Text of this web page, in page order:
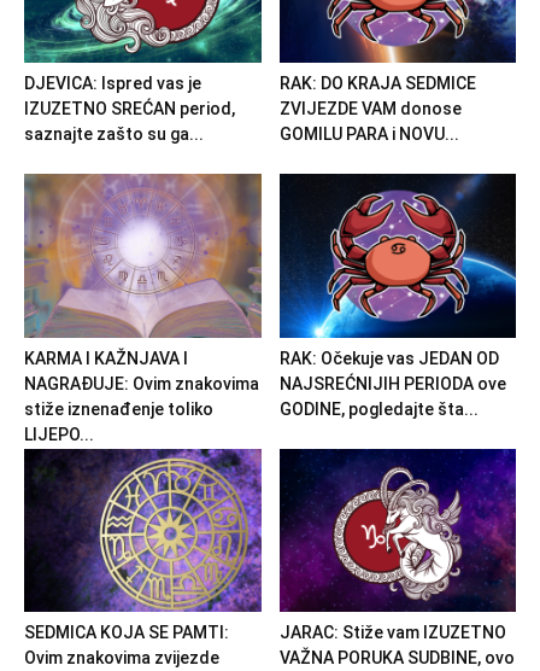
DJEVICA: Ispred vas je
IZUZETNO SREĆAN period,
saznajte zašto su ga...
RAK: DO KRAJA SEDMICE
ZVIJEZDE VAM donose
GOMILU PARA i NOVU...
KARMA I KAŽNJAVA I
NAGRAĐUJE: Ovim znakovima
stiže iznenađenje toliko
LIJEPO...
RAK: Očekuje vas JEDAN OD
NAJSREĆNIJIH PERIODA ove
GODINE, pogledajte šta...
SEDMICA KOJA SE PAMTI:
Ovim znakovima zvijezde
JARAC: Stiže vam IZUZETNO
VAŽNA PORUKA SUDBINE, ovo